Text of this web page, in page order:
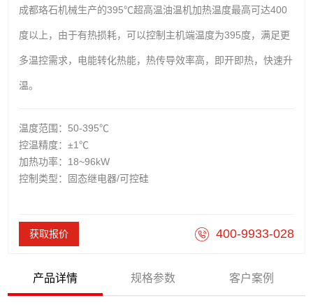
成都珞石机械生产的395℃超高温油温机加热温度最高可达400
度以上，由于有热损耗，可以控制主机端温度为395度，满足更
多温控需求，电能转化热能，热传导效率高，即开即热，快速升
温。
温度范围：50-395℃
控温精度：±1℃
加热功率：18~96kW
控制类型：固态继电器/可控硅
获取报价 400-9933-028
产品详情 规格参数 客户案例